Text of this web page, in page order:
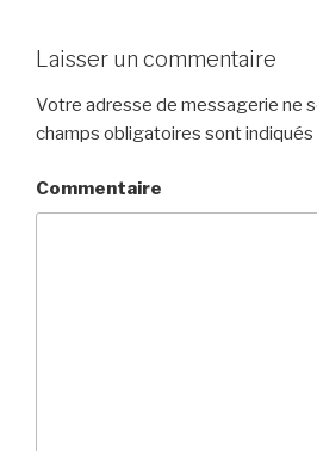
Laisser un commentaire
Votre adresse de messagerie ne
champs obligatoires sont indiqués
Commentaire